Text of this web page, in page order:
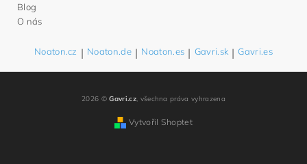
Blog
O nás
Noaton.cz | Noaton.de | Noaton.es | Gavri.sk | Gavri.es
2026 ©Gavri.cz, všechna práva vyhrazena
Vytvořil Shoptet